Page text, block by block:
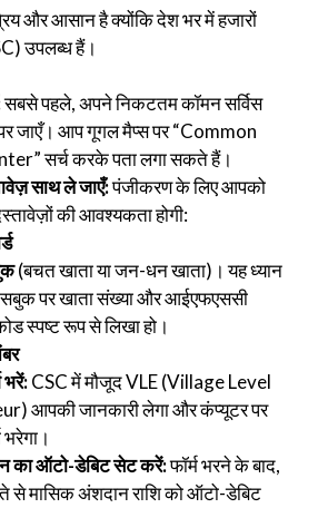
और आसान है क्योंकि देश भर में हजारों
उपलब्ध हैं।
सबसे पहले, अपने निकटतम कॉमन सर्विस
जाएँ। आप गूगल मैप्स पर “Common
सर्च करके पता लगा सकते हैं।
साथ ले जाएँ:पंजीकरण के लिए आपको
की आवश्यकता होगी:
(बचत खाता या जन-धन खाता)। यह ध्यान
पर खाता संख्या और आईएफएससी
स्पष्ट रूप से लिखा हो।
भरें:CSC में मौजूद VLE (Village Level
आपकी जानकारी लेगा और कंप्यूटर पर
का ऑटो-डेबिट सेट करें:फॉर्म भरने के बाद,
मासिक अंशदान राशि को ऑटो-डेबिट